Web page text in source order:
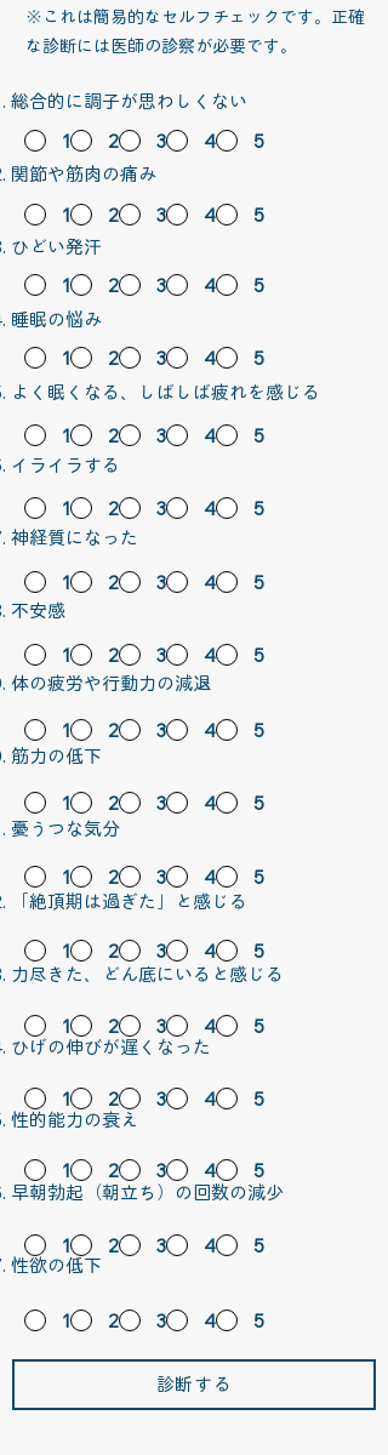
※これは簡易的なセルフチェックです。正確
な診断には医師の診察が必要です。
総合的に調子が思わしくない
関節や筋肉の痛み
ひどい発汗
睡眠の悩み
よく眠くなる、しばしば疲れを感じる
イライラする
神経質になった
不安感
体の疲労や行動力の減退
筋力の低下
憂うつな気分
「絶頂期は過ぎた」と感じる
力尽きた、どん底にいると感じる
ひげの伸びが遅くなった
性的能力の衰え
早朝勃起（朝立ち）の回数の減少
​性欲の低下
1 2 3 4 5
1 2 3 4 5
1 2 3 4 5
1 2 3 4 5
1 2 3 4 5
1 2 3 4 5
1 2 3 4 5
1 2 3 4 5
1 2 3 4 5
1 2 3 4 5
1 2 3 4 5
1 2 3 4 5
1 2 3 4 5
1 2 3 4 5
1 2 3 4 5
1 2 3 4 5
1 2 3 4 5
診断する